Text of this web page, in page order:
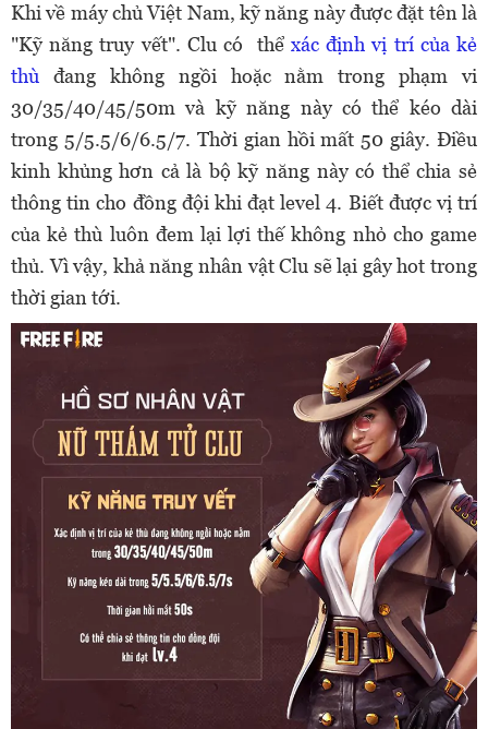
Khi về máy chủ Việt Nam, kỹ năng này được đặt tên là
"Kỹ năng truy vết". Clu có thể xác định vị trí của kẻ
thù đang không ngồi hoặc nằm trong phạm vi
30/35/40/45/50m và kỹ năng này có thể kéo dài
trong 5/5.5/6/6.5/7. Thời gian hồi mất 50 giây. Điều
kinh khủng hơn cả là bộ kỹ năng này có thể chia sẻ
thông tin cho đồng đội khi đạt level 4. Biết được vị trí
của kẻ thù luôn đem lại lợi thế không nhỏ cho game
thủ. Vì vậy, khả năng nhân vật Clu sẽ lại gây hot trong
thời gian tới.